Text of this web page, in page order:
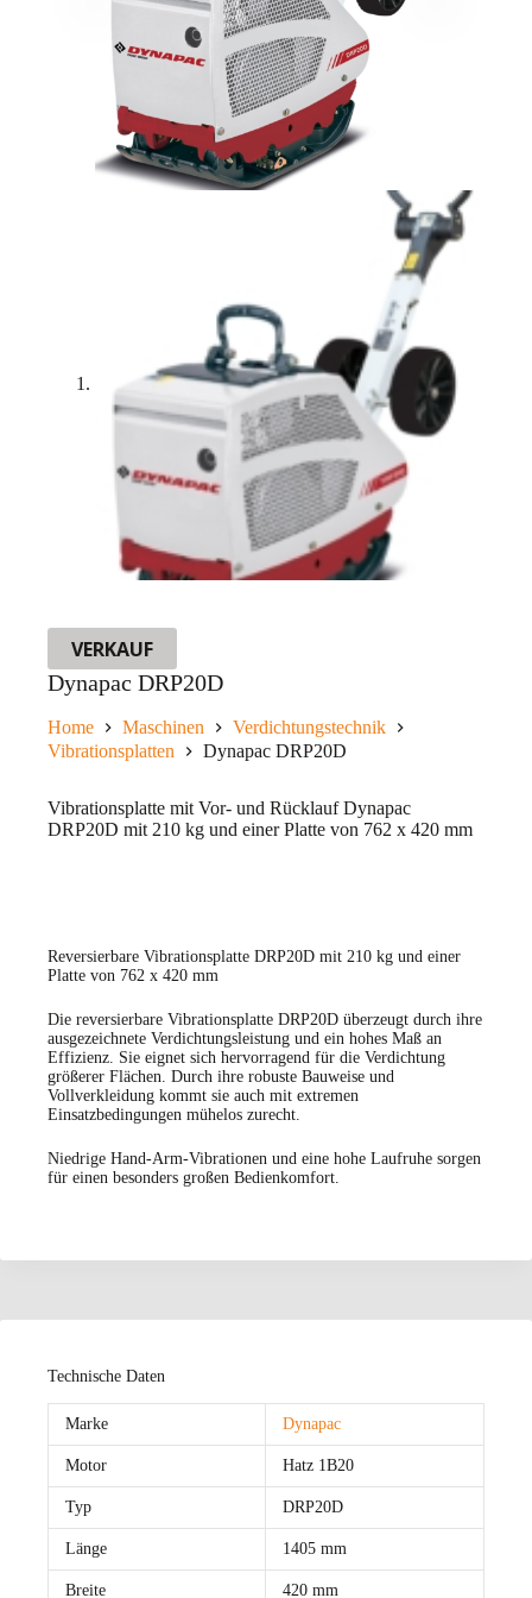
VERKAUF
Dynapac DRP20D
Home Maschinen
Verdichtungstechnik
Vibrationsplatten
Dynapac DRP20D
Vibrationsplatte mit Vor- und Rücklauf Dynapac
DRP20D mit 210 kg und einer Platte von 762 x 420 mm
Reversierbare Vibrationsplatte DRP20D mit 210 kg und einer
Platte von 762 x 420 mm
Die reversierbare Vibrationsplatte DRP20D überzeugt durch ihre
ausgezeichnete Verdichtungsleistung und ein hohes Maß an
Effizienz. Sie eignet sich hervorragend für die Verdichtung
größerer Flächen. Durch ihre robuste Bauweise und
Vollverkleidung kommt sie auch mit extremen
Einsatzbedingungen mühelos zurecht.
Niedrige Hand-Arm-Vibrationen und eine hohe Laufruhe sorgen
für einen besonders großen Bedienkomfort.
Technische Daten
Marke Dynapac
Motor Hatz 1B20
Typ DRP20D
Länge 1405 mm
Breite 420 mm